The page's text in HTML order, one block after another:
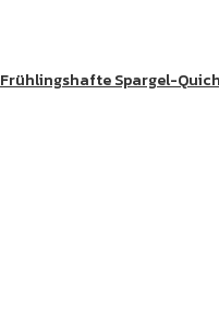
Frühlingshafte Spargel-